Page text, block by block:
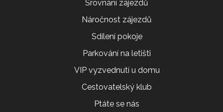
Srovnání zájezdů
Náročnost zájezdů
Sdílení pokoje
Parkování na letišti
VIP vyzvednutí u domu
Cestovatelský klub
Ptáte se nás